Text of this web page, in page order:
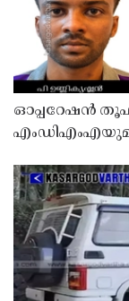
ഓപ്പറേഷൻ